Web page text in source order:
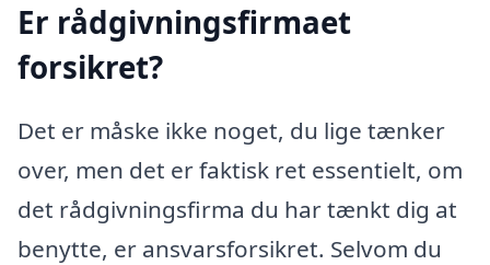
Er rådgivningsfirmaet
forsikret?
Det er måske ikke noget, du lige tænker
over, men det er faktisk ret essentielt, om
det rådgivningsfirma du har tænkt dig at
benytte, er ansvarsforsikret. Selvom du